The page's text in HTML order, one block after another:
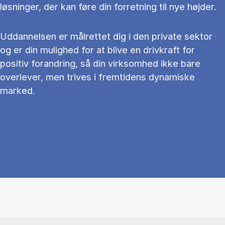
løsninger, der kan føre din forretning til nye højder.
Uddannelsen er målrettet dig i den private sektor
og er din mulighed for at blive en drivkraft for
positiv forandring, så din virksomhed ikke bare
overlever, men trives i fremtidens dynamiske
marked.